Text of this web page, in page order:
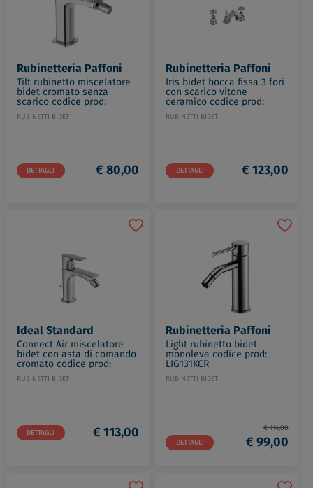
Rubinetteria Paffoni
Tilt rubinetto miscelatore
bidet cromato senza
scarico codice prod:
TI131CR
RUBINETTI BIDET
DETTAGLI € 80,00
Rubinetteria Paffoni
Iris bidet bocca fissa 3 fori
con scarico vitone
ceramico codice prod:
IRV118CR
RUBINETTI BIDET
DETTAGLI € 123,00
Ideal Standard
Connect Air miscelatore
bidet con asta di comando
cromato codice prod:
A7030AA
RUBINETTI BIDET
DETTAGLI € 113,00
Rubinetteria Paffoni
Light rubinetto bidet
monoleva codice prod:
LIG131KCR
RUBINETTI BIDET
DETTAGLI
€ 114,00
€ 99,00